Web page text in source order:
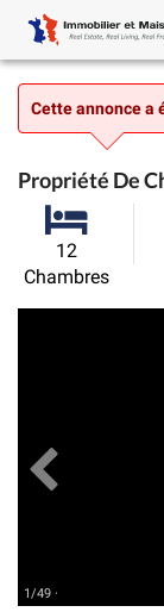
Cette annonce a
Propriété De
12
Chambres
1/49 ·